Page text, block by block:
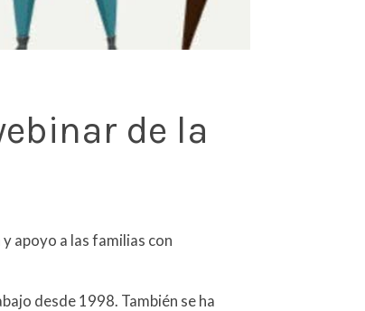
de la
apoyo a las familias con
desde 1998. También se ha